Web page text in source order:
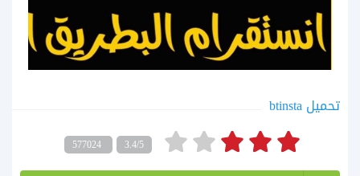
تحميل btinsta
3.4/5
577024